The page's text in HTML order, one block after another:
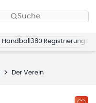
Suche
Handball360 Registrierung
Der Verein